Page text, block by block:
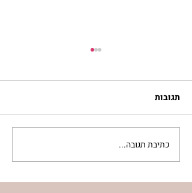
מתגעגעות לבית המפגש,
השיעור לתשעה באב | הר'
ימימה מזרחי
תגובות
כתיבת תגובה...